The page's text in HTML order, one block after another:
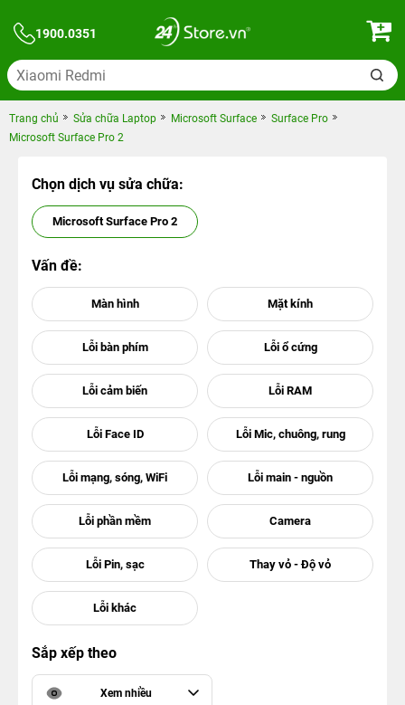
1900.0351
Trang chủ Sửa chữa Laptop Microsoft Surface
Surface Pro
Microsoft Surface Pro 2
Chọn dịch vụ sửa chữa:
Microsoft Surface Pro 2
Vấn đề:
Sắp xếp theo
Xem nhiều